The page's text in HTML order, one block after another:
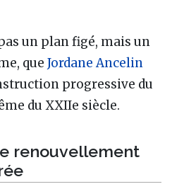
un plan figé, mais un
que Jordane Ancelin
progressive du
du XXIIe siècle.
renouvellement